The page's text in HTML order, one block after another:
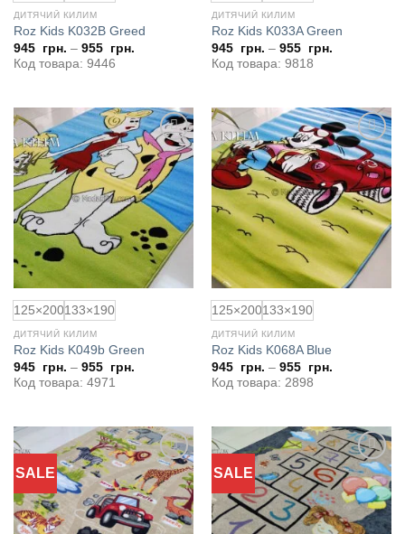
ДИТЯЧИЙ КИЛИМ
Roz Kids K032B Greed
945 грн. – 955 грн.
Код товара: 9446
ДИТЯЧИЙ КИЛИМ
Roz Kids K033A Green
945 грн. – 955 грн.
Код товара: 9818
Додати
до
обраного
125×200133×190
ДИТЯЧИЙ КИЛИМ
Roz Kids K049b Green
945 грн. – 955 грн.
Код товара: 4971
Додати
до
обраного
125×200133×190
ДИТЯЧИЙ КИЛИМ
Roz Kids K068A Blue
945 грн. – 955 грн.
Код товара: 2898
SALE
Додати
до
обраного
SALE
Додати
до
обраного